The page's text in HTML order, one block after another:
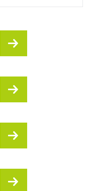
В наличии